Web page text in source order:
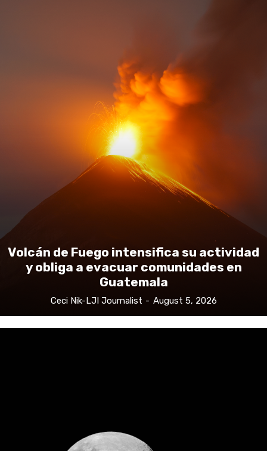
Volcán de Fuego intensifica su actividad
y obliga a evacuar comunidades en
Guatemala
Ceci Nik-LJI Journalist - August 5, 2026